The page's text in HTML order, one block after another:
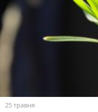
25 травня